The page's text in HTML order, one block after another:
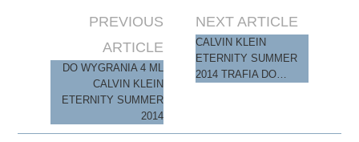
navigation
PREVIOUS
ARTICLE
DO WYGRANIA 4 ML
CALVIN KLEIN
ETERNITY SUMMER
2014
NEXT ARTICLE
CALVIN KLEIN
ETERNITY SUMMER
2014 TRAFIA DO…